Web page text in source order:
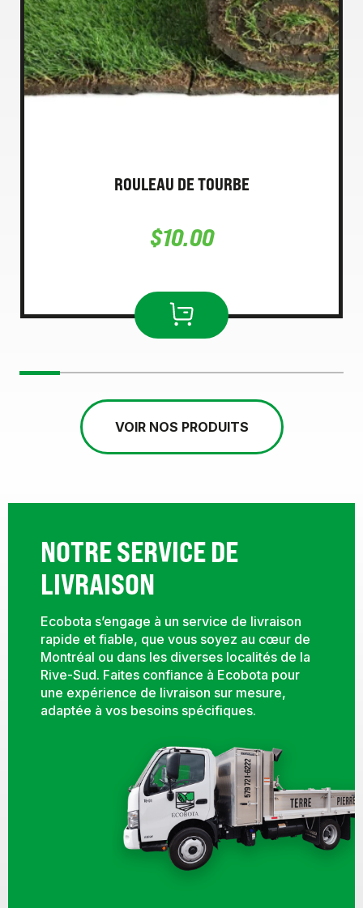
ROULEAU DE TOURBE
$10.00
VOIR NOS PRODUITS
NOTRE SERVICE DE
LIVRAISON
Ecobota s’engage à un service de livraison
rapide et fiable, que vous soyez au cœur de
Montréal ou dans les diverses localités de la
Rive-Sud. Faites confiance à Ecobota pour
une expérience de livraison sur mesure,
adaptée à vos besoins spécifiques.